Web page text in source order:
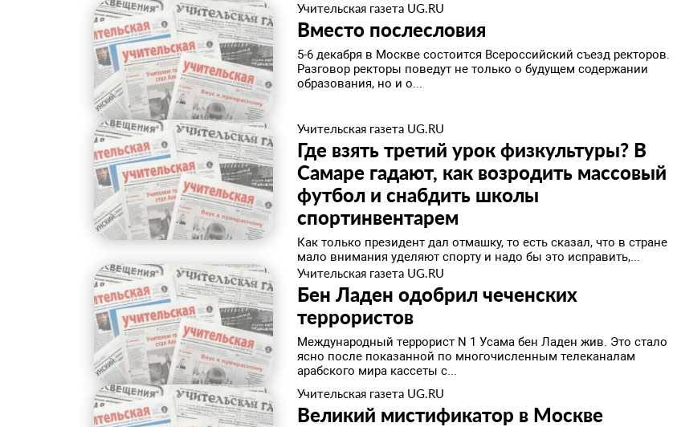
Учительская газета UG.RU
Вместо послесловия
5-6 декабря в Москве состоится Всероссийский съезд ректоров.
Разговор ректоры поведут не только о будущем содержании
образования, но и о...
Учительская газета UG.RU
Где взять третий урок физкультуры? В
Самаре гадают, как возродить массовый
футбол и снабдить школы
спортинвентарем
Как только президент дал отмашку, то есть сказал, что в стране
мало внимания уделяют спорту и надо бы это исправить,...
Учительская газета UG.RU
Бен Ладен одобрил чеченских
террористов
Международный террорист N 1 Усама бен Ладен жив. Это стало
ясно после показанной по многочисленным телеканалам
арабского мира кассеты с...
Учительская газета UG.RU
Великий мистификатор в Москве